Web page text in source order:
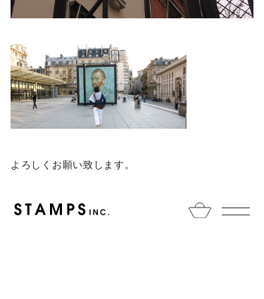
よろしくお願い致します。
HOME NEWS archive
9/4（木)～9/13(土)まで海外出